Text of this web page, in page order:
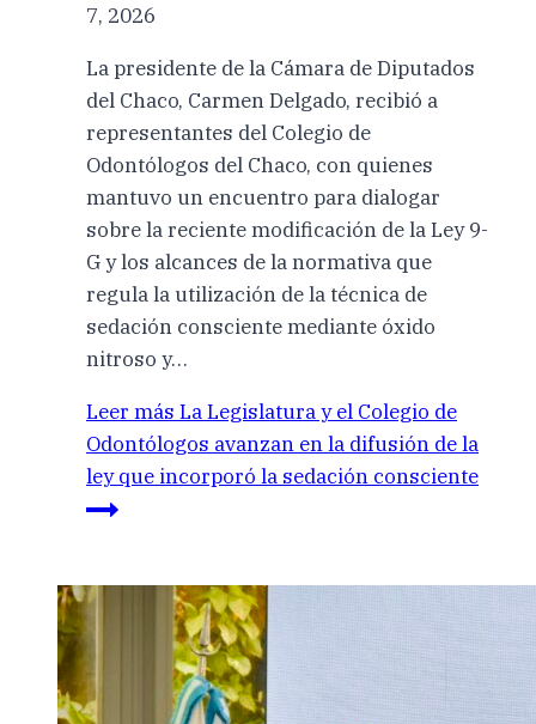
7, 2026
La presidente de la Cámara de Diputados
del Chaco, Carmen Delgado, recibió a
representantes del Colegio de
Odontólogos del Chaco, con quienes
mantuvo un encuentro para dialogar
sobre la reciente modificación de la Ley 9-
G y los alcances de la normativa que
regula la utilización de la técnica de
sedación consciente mediante óxido
nitroso y…
Leer más La Legislatura y el Colegio de
Odontólogos avanzan en la difusión de la
ley que incorporó la sedación consciente